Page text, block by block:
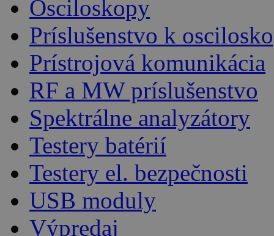
Osciloskopy
Príslušenstvo k
Prístrojová komunikácia
RF a MW príslušenstvo
Spektrálne analyzátory
Testery batérií
Testery el. bezpečnosti
USB moduly
Výpredaj